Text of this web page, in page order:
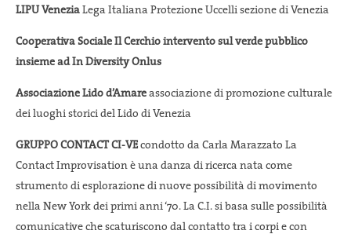
LIPU Venezia Lega Italiana Protezione Uccelli sezione di Venezia
Cooperativa Sociale Il Cerchio intervento sul verde pubblico
insieme ad In Diversity Onlus
Associazione Lido d’Amare associazione di promozione culturale
dei luoghi storici del Lido di Venezia
GRUPPO CONTACT CI-VE condotto da Carla Marazzato La
Contact Improvisation è una danza di ricerca nata come
strumento di esplorazione di nuove possibilità di movimento
nella New York dei primi anni ‘70. La C.I. si basa sulle possibilità
comunicative che scaturiscono dal contatto tra i corpi e con